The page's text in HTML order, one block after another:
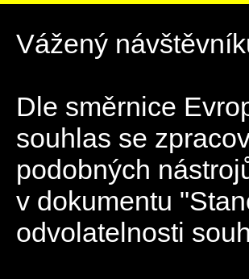
Vážený
Dle směrnice
souhlas se
podobných
v dokumentu
odvolatelnosti